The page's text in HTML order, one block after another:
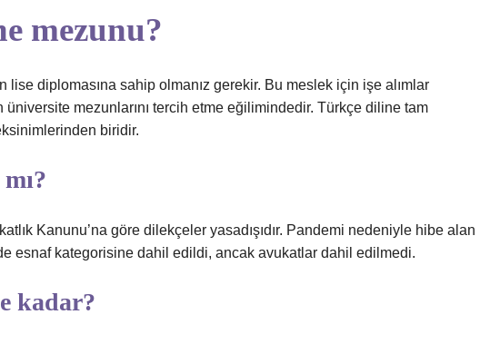
mezunu?
lise diplomasına sahip olmanız gerekir. Bu meslek için işe alımlar
mezunlarını tercih etme eğilimindedir. Türkçe diline tam
biridir.
Kanunu’na göre dilekçeler yasadışıdır. Pandemi nedeniyle hibe alan
esnaf kategorisine dahil edildi, ancak avukatlar dahil edilmedi.
kadar?